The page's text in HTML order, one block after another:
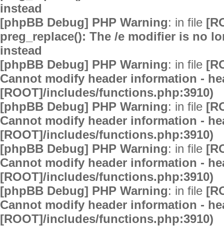
instead
[phpBB Debug] PHP Warning: in file
preg_replace(): The /e modifier is no
instead
[phpBB Debug] PHP Warning: in file
Cannot modify header information -
[ROOT]/includes/functions.php:3910)
[phpBB Debug] PHP Warning: in file
Cannot modify header information -
[ROOT]/includes/functions.php:3910)
[phpBB Debug] PHP Warning: in file
Cannot modify header information -
[ROOT]/includes/functions.php:3910)
[phpBB Debug] PHP Warning: in file
Cannot modify header information -
[ROOT]/includes/functions.php:3910)